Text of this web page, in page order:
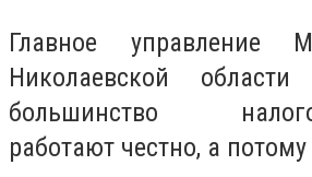
Главное управление
Николаевской
большинство
работают честно, а потому